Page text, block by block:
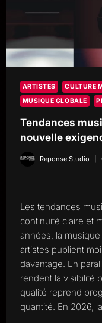
ARTISTES CULTURE
MUSIQUE GLOBALE
Tendances
nouvelle
Reponse Studio
Les tendances
continuité claire et
années, la
artistes publient
davantage. En
rendent la visibilité
qualité reprend
quantité. En 2026,